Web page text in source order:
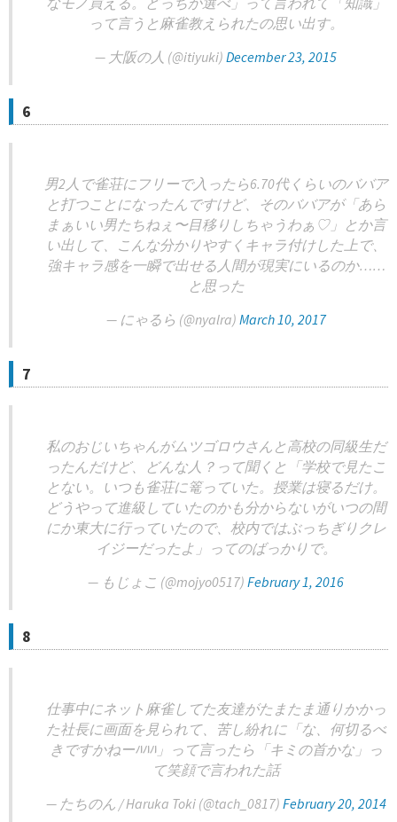
って言うと麻雀教えられたの思い出す。
— 大阪の人 (@itiyuki) December 23, 2015
6
男2人で雀荘にフリーで入ったら6.70代くらいのババア
と打つことになったんですけど、そのババアが「あら
まぁいい男たちねぇ〜目移りしちゃうわぁ♡」とか言
い出して、こんな分かりやすくキャラ付けした上で、
強キャラ感を一瞬で出せる人間が現実にいるのか……
と思った
— にゃるら (@nyalra) March 10, 2017
7
私のおじいちゃんがムツゴロウさんと高校の同級生だ
ったんだけど、どんな人？って聞くと「学校で見たこ
とない。いつも雀荘に篭っていた。授業は寝るだけ。
どうやって進級していたのかも分からないがいつの間
にか東大に行っていたので、校内ではぶっちぎりクレ
イジーだったよ」ってのばっかりで。
— もじょこ (@mojyo0517) February 1, 2016
8
仕事中にネット麻雀してた友達がたまたま通りかかっ
た社長に画面を見られて、苦し紛れに「な、何切るべ
きですかねーﾊﾊﾊ」って言ったら「キミの首かな」っ
て笑顔で言われた話
— たちのん / Haruka Toki (@tach_0817) February 20, 2014